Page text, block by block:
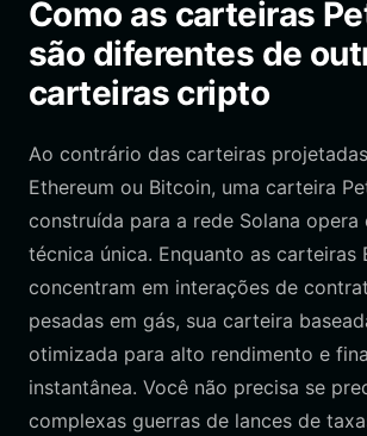
Como as carteiras
são diferentes de
carteiras cripto
Ao contrário das carteiras
Ethereum ou Bitcoin, uma carteira
construída para a rede Solana opera
técnica única. Enquanto as carteiras
concentram em interações de
pesadas em gás, sua carteira
otimizada para alto rendimento e
instantânea. Você não precisa se
complexas guerras de lances de